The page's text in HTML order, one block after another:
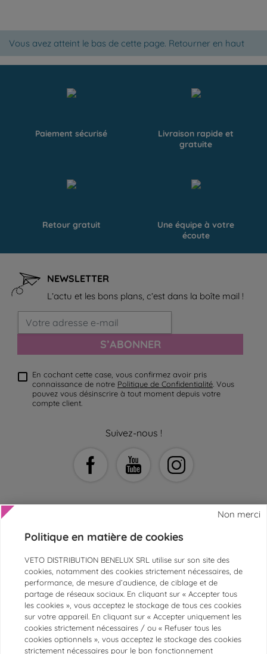
Vous avez atteint le bas de cette page. Retourner en haut
Paiement sécurisé
Livraison rapide et
gratuite
Retour gratuit
Une équipe à votre
écoute
NEWSLETTER
L’actu et les bons plans, c’est dans la boîte mail !
S’ABONNER
En cochant cette case, vous confirmez avoir pris
connaissance de notre Politique de Confidentialité . Vous
pouvez vous désinscrire à tout moment depuis votre
compte client.
Suivez-nous !
AIDE ET CONTACT
SERVICE CLIENTS
ESPACE ASV ET VÉTÉRINAIRES
PAIEMENTS SÉCURISÉS
MARQUES
CATÉGORIES LES PLUS POPULAIRES
Non merci
Politique en matière de cookies
VETO DISTRIBUTION BENELUX SRL utilise sur son site des
cookies, notamment des cookies strictement nécessaires, de
performance, de mesure d’audience, de ciblage et de
partage de réseaux sociaux. En cliquant sur « Accepter tous
les cookies », vous acceptez le stockage de tous ces cookies
sur votre appareil. En cliquant sur « Accepter uniquement les
cookies strictement nécessaires / ou « Refuser tous les
cookies optionnels », vous acceptez le stockage des cookies
strictement nécessaires pour le bon fonctionnement